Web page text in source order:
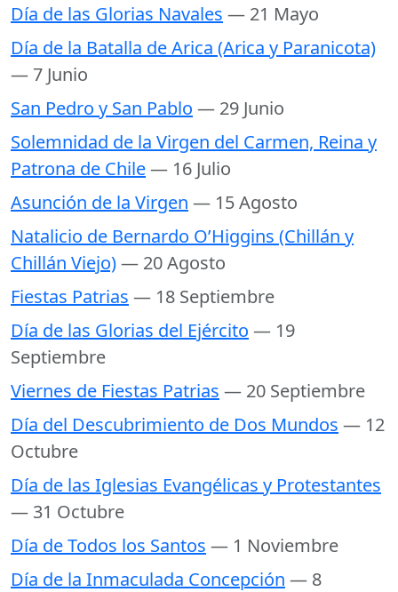
Día de las Glorias Navales — 21 Mayo
Día de la Batalla de Arica (Arica y Paranicota)
— 7 Junio
San Pedro y San Pablo — 29 Junio
Solemnidad de la Virgen del Carmen, Reina y
Patrona de Chile— 16 Julio
Asunción de la Virgen — 15 Agosto
Natalicio de Bernardo O’Higgins (Chillán y
Chillán Viejo)— 20 Agosto
Fiestas Patrias — 18 Septiembre
Día de las Glorias del Ejército — 19
Septiembre
Viernes de Fiestas Patrias — 20 Septiembre
Día del Descubrimiento de Dos Mundos — 12
Octubre
Día de las Iglesias Evangélicas y Protestantes
— 31 Octubre
Día de Todos los Santos — 1 Noviembre
Día de la Inmaculada Concepción — 8